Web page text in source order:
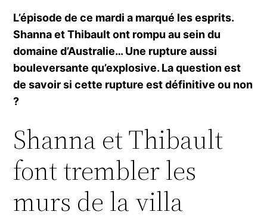
L’épisode de ce mardi a marqué les esprits.
Shanna et Thibault ont rompu au sein du
domaine d’Australie… Une rupture aussi
bouleversante qu’explosive. La question est
de savoir si cette rupture est définitive ou non
?
Shanna et Thibault
font trembler les
murs de la villa